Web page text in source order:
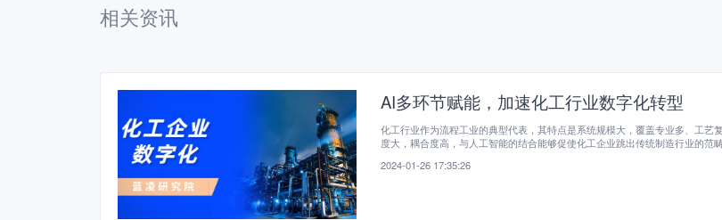
相关资讯
AI多环节赋能，加速化工行业数字化转型
化工行业作为流程工业的典型代表，其特点是系统规模大，覆盖专业多、工艺
度大，耦合度高，与人工智能的结合能够促使化工企业跳出传统制造行业的范
2024-01-26 17:35:26